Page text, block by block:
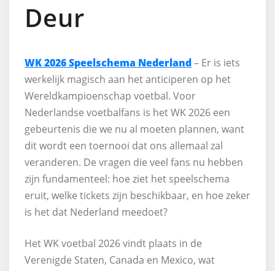
Deur
WK 2026 Speelschema Nederland– Er is iets
werkelijk magisch aan het anticiperen op het
Wereldkampioenschap voetbal. Voor
Nederlandse voetbalfans is het WK 2026 een
gebeurtenis die we nu al moeten plannen, want
dit wordt een toernooi dat ons allemaal zal
veranderen. De vragen die veel fans nu hebben
zijn fundamenteel: hoe ziet het speelschema
eruit, welke tickets zijn beschikbaar, en hoe zeker
is het dat Nederland meedoet?
Het WK voetbal 2026 vindt plaats in de
Verenigde Staten, Canada en Mexico, wat